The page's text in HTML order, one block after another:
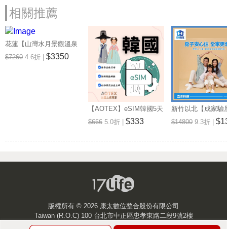
相關推薦
花蓮【山灣水月景觀溫泉
會館】景觀雙人房一泊一
食住宿券(MO)
$7260 4.6折 | $3350
【AOTEX】eSIM韓國5天
無限高速網路吃到飽兌換
券(MO)
$666 5.0折 | $333
新竹以北【成家驗
25坪 (三房格局)超
券 (MO)
$14800 9.3折 |
版權所有 © 2026 康太數位整合股份有限公司
Taiwan (R.O.C) 100 台北市中正區忠孝東路二段9號2樓